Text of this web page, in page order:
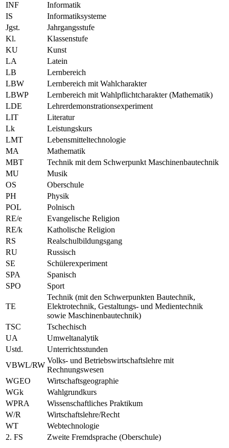
INF
Informatik
IS
Informatiksysteme
Jgst.
Jahrgangsstufe
Kl.
Klassenstufe
KU
Kunst
LA
Latein
LB
Lernbereich
LBW
Lernbereich mit Wahlcharakter
LBWP
Lernbereich mit Wahlpflichtcharakter (Mathematik)
LDE
Lehrerdemonstrationsexperiment
LIT
Literatur
Lk
Leistungskurs
LMT
Lebensmitteltechnologie
MA
Mathematik
MBT
Technik mit dem Schwerpunkt Maschinenbautechnik
MU
Musik
OS
Oberschule
PH
Physik
POL
Polnisch
RE/e
Evangelische Religion
RE/k
Katholische Religion
RS
Realschulbildungsgang
RU
Russisch
SE
Schülerexperiment
SPA
Spanisch
SPO
Sport
TE
Technik (mit den Schwerpunkten Bautechnik,
Elektrotechnik, Gestaltungs- und Medientechnik
sowie Maschinenbautechnik)
TSC
Tschechisch
UA
Umweltanalytik
Ustd.
Unterrichtsstunden
VBWL/RW
Volks- und Betriebswirtschaftslehre mit
Rechnungswesen
WGEO
Wirtschaftsgeographie
WGk
Wahlgrundkurs
WPRA
Wissenschaftliches Praktikum
W/R
Wirtschaftslehre/Recht
WT
Webtechnologie
2. FS
Zweite Fremdsprache (Oberschule)